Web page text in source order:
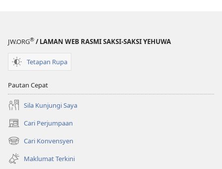
JW.ORG® / LAMAN WEB RASMI SAKSI-SAKSI YEHUWA
Tetapan Rupa
Pautan Cepat
Sila Kunjungi Saya
Cari Perjumpaan
(membuka
tetingkap
baharu)
Cari Konvensyen
(membuka
tetingkap
baharu)
Maklumat Terkini